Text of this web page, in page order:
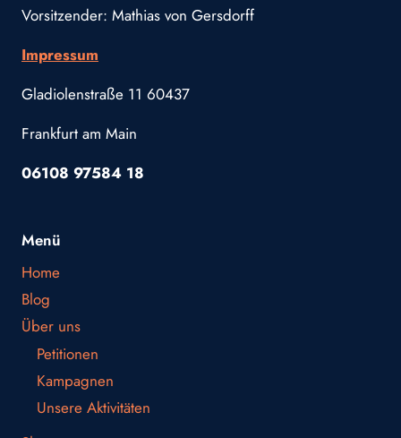
Vorsitzender: Mathias von Gersdorff
Impressum
Gladiolenstraße 11 60437
Frankfurt am Main
06108 97584 18
Menü
Home
Blog
Über uns
Petitionen
Kampagnen
Unsere Aktivitäten